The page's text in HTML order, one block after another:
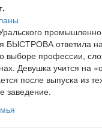
БЫСТРОВА ответила
выборе профессии,
Девушка учится на
после выпуска из
заведение.